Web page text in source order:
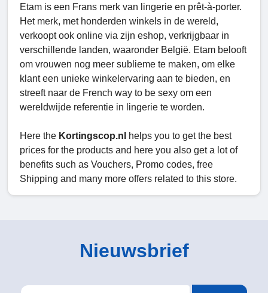
Etam is een Frans merk van lingerie en prêt-à-porter.
Het merk, met honderden winkels in de wereld,
verkoopt ook online via zijn eshop, verkrijgbaar in
verschillende landen, waaronder België. Etam belooft
om vrouwen nog meer sublieme te maken, om elke
klant een unieke winkelervaring aan te bieden, en
streeft naar de French way to be sexy om een
wereldwijde referentie in lingerie te worden.
Here the Kortingscop.nl
helps you to get the best
prices for the products and here you also get a lot of
benefits such as Vouchers, Promo codes, free
Shipping and many more offers related to this store.
Nieuwsbrief